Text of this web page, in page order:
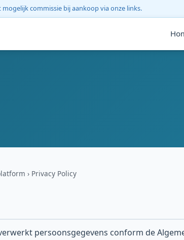
commissie bij aankoop via onze links.
Privacy Policy
persoonsgegevens conform de